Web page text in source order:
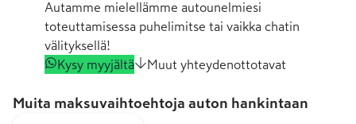
Autamme mielellämme autounelmiesi
toteuttamisessa puhelimitse tai vaikka chatin
välityksellä!
Kysy myyjältä
Muut yhteydenottotavat
Muita maksuvaihtoehtoja auton hankintaan